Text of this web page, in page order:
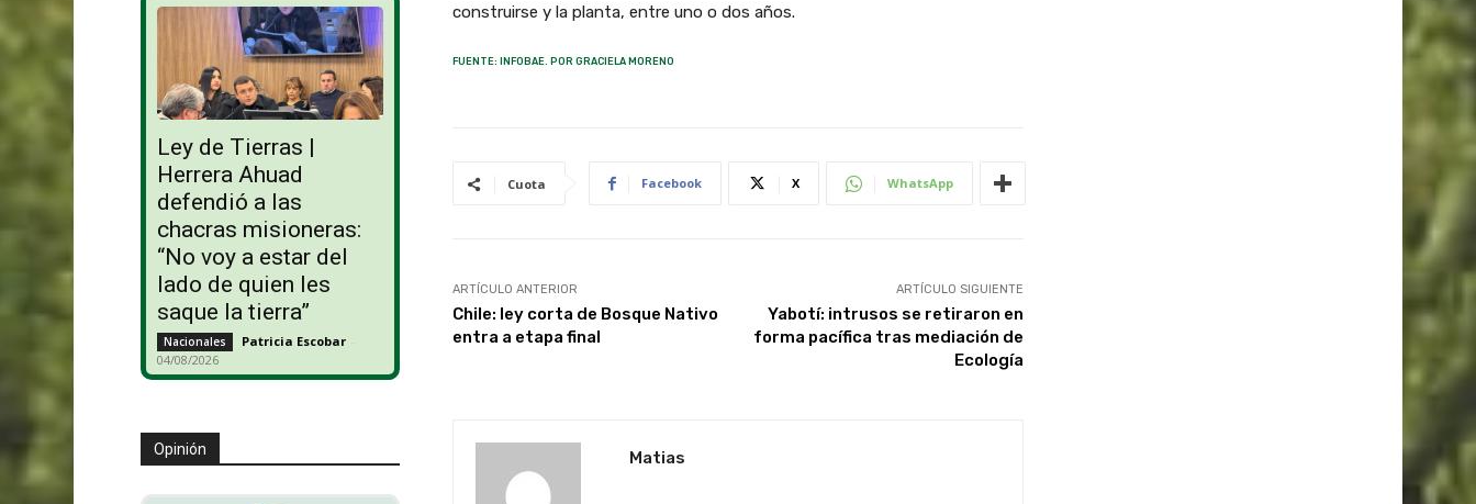
Ley de Tierras |
Herrera Ahuad
defendió a las
chacras misioneras:
“No voy a estar del
lado de quien les
saque la tierra”
Nacionales Patricia Escobar -
04/08/2026
Opinión
construirse y la planta, entre uno o dos años.
FUENTE: INFOBAE. POR GRACIELA MORENO
Cuota Facebook X WhatsApp
ARTÍCULO ANTERIOR
Chile: ley corta de Bosque Nativo
entra a etapa final
ARTÍCULO SIGUIENTE
Yabotí: intrusos se retiraron en
forma pacífica tras mediación de
Ecología
Matias